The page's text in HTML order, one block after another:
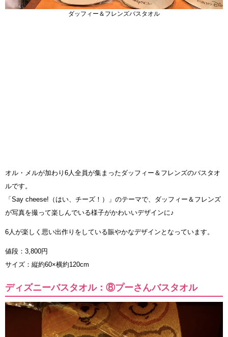
ダッフィー＆フレンズバスタオル
オル・メルが加わり6人全員が集まったダッフィー＆フレンズのバスタオ
ルです。
「Say cheese!（はい、チーズ！）」のテーマで、ダッフィー＆フレンズ
が写真を撮って楽しんでいる様子がかわいいデザインに♪
6人が楽しく思い出作りをしている賑やかなデザインとなっています。
値段：3,800円
サイズ：縦約60×横約120cm
ディズニーバスタオル：⑧プーさんバスタオル